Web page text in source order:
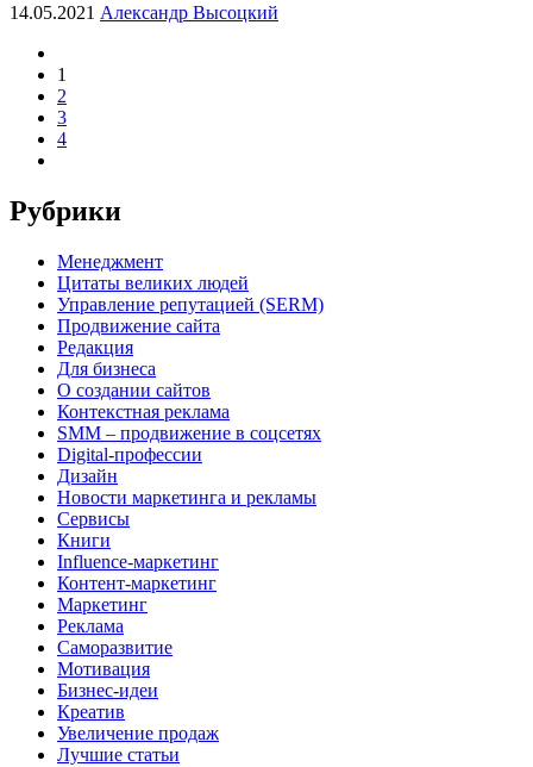
14.05.2021 Александр Высоцкий
1
2
3
4
Рубрики
Менеджмент
Цитаты великих людей
Управление репутацией (SERM)
Продвижение сайта
Редакция
Для бизнеса
О создании сайтов
Контекстная реклама
SMM – продвижение в соцсетях
Digital-профессии
Дизайн
Новости маркетинга и рекламы
Сервисы
Книги
Influence-маркетинг
Контент-маркетинг
Маркетинг
Реклама
Саморазвитие
Мотивация
Бизнес-идеи
Креатив
Увеличение продаж
Лучшие статьи